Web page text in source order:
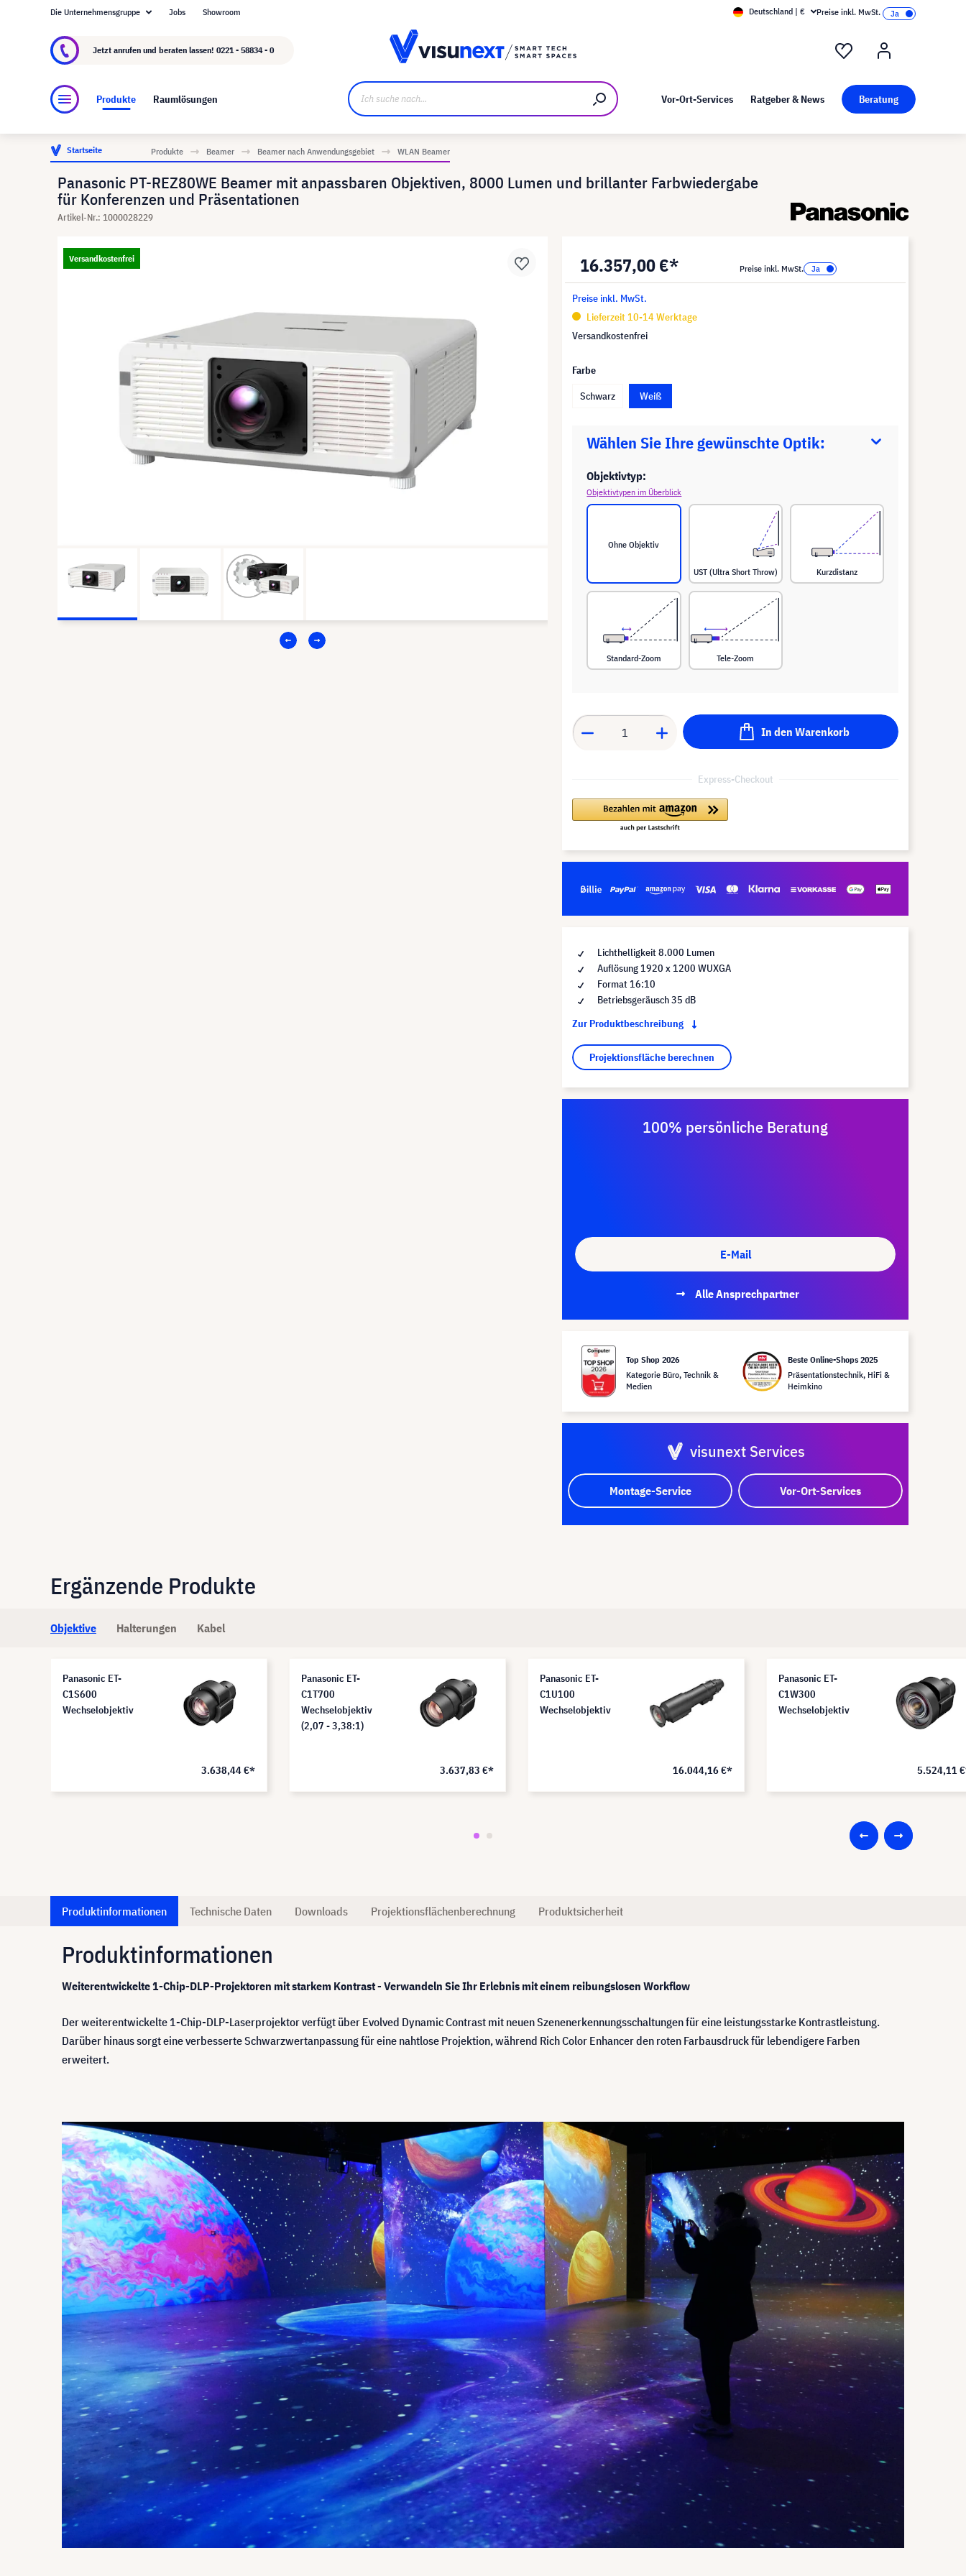
Über visunext.de Kunst bei visunext
Die Unternehmensgruppe Jobs Showroom Deutschland | € Preise inkl. MwSt.
Jetzt anrufen und beraten lassen! 0221 - 58834 - 0
Produkte Raumlösungen Vor-Ort-Services Ratgeber & News Beratung
Startseite Produkte Beamer Beamer nach Anwendungsgebiet WLAN Beamer
Panasonic PT-REZ80WE Beamer mit anpassbaren Objektiven, 8000 Lumen und brillanter Farbwiedergabe
für Konferenzen und Präsentationen
Artikel-Nr.: 1000028229
Versandkostenfrei 16.357,00 €* Preise inkl. MwSt.
Preise inkl. MwSt.
Lieferzeit 10-14 Werktage
Versandkostenfrei
Farbe
Schwarz
Weiß
Wählen Sie Ihre gewünschte Optik:
Objektivtyp:
Objektivtypen im Überblick
Ohne Objektiv
UST (Ultra Short Throw) Kurzdistanz
Standard-Zoom Tele-Zoom
In den Warenkorb
Express-Checkout
Lichthelligkeit 8.000 Lumen
Auflösung 1920 x 1200 WUXGA
Format 16:10
Betriebsgeräusch 35 dB
Zur Produktbeschreibung
Projektionsfläche berechnen
100% persönliche Beratung
E-Mail
Alle Ansprechpartner
Top Shop 2026
Kategorie Büro, Technik &
Medien
Beste Online-Shops 2025
Präsentationstechnik, HiFi &
Heimkino
visunext Services
Montage-Service Vor-Ort-Services
Ergänzende Produkte
Objektive Halterungen Kabel
Panasonic ET-
C1S600
Wechselobjektiv
3.638,44 €*
Panasonic ET-
C1T700
Wechselobjektiv
(2,07 - 3,38:1)
3.637,83 €*
Panasonic ET-
C1U100
Wechselobjektiv
16.044,16 €*
Panasonic ET-
C1W300
Wechselobjektiv
5.524,11
Produktinformationen Technische Daten Downloads Projektionsflächenberechnung Produktsicherheit
Produktinformationen
Weiterentwickelte 1-Chip-DLP-Projektoren mit starkem Kontrast - Verwandeln Sie Ihr Erlebnis mit einem reibungslosen Workflow
Der weiterentwickelte 1-Chip-DLP-Laserprojektor verfügt über Evolved Dynamic Contrast mit neuen Szenenerkennungsschaltungen für eine leistungsstarke Kontrastleistung.
Darüber hinaus sorgt eine verbesserte Schwarzwertanpassung für eine nahtlose Projektion, während Rich Color Enhancer den roten Farbausdruck für lebendigere Farben
erweitert.